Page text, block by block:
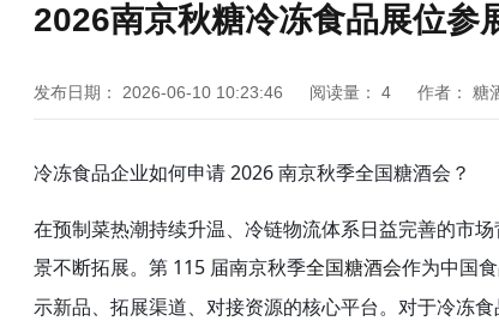
2026南京秋糖冷冻食品展位参
发布日期： 2026-06-10 10:23:46 阅读量： 4 作者： 糖
冷冻食品企业如何申请 2026 南京秋季全国糖酒会 ？
在预制菜热潮持续升温、冷链物流体系日益完善的市
景不断拓展。第 115 届南京秋季全国糖酒会作为中国
示新品、拓展渠道、对接资源的核心平台。对于冷冻